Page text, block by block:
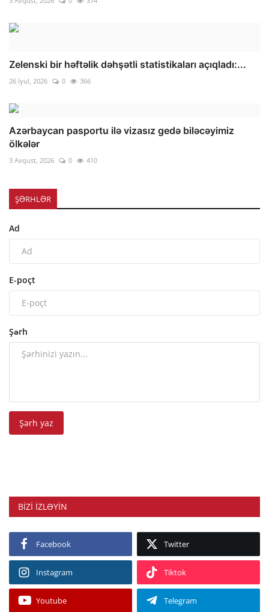
Zelenski bir həftəlik dəhşətli statistikaları açıqladı:...
26 İyul, 2026 0 366
Azərbaycan pasportu ilə vizasız gedə biləcəyimiz
ölkələr
3 Avqust, 2026 0 410
ŞƏRHLƏR
Ad
E-poçt
Şərh
Şərh yaz
BIZI IZLƏYIN
Facebook Twitter
Instagram Tiktok
Youtube Telegram